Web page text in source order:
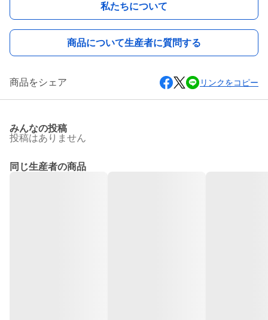
私たちについて
商品について生産者に質問する
商品をシェア リンクをコピー
みんなの投稿
投稿はありません
同じ生産者の商品